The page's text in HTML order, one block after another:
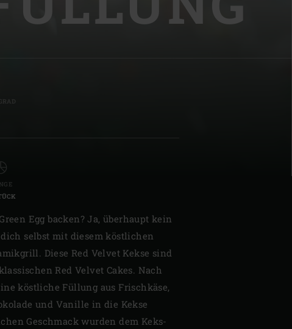
| Schweiz (Français)
Egg backen? Ja, überhaupt kein
dich selbst mit diesem köstlichen
Diese Red Velvet Kekse sind
Red Velvet Cakes. Nach
köstliche Füllung aus Frischkäse,
und Vanille in die Kekse
Geschmack wurden dem Keks-